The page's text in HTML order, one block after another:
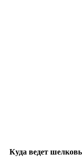
Куда ведет